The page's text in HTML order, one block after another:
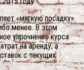
«мягкую посадку»
менее. В этом
упрочнение курса
на аренду, а
с текущих